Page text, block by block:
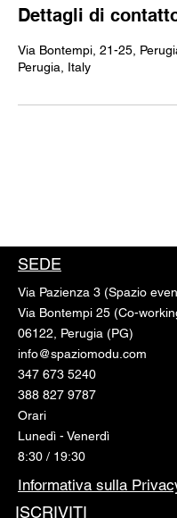
Dettagli di
Via Bontempi, 21-25,
Perugia, Italy
SEDE
Via Pazienza 3 (Spazio
Via Bontempi 25 (Co-
06122, Perugia (PG)
info@spaziomodu.com
347 673 5240
388 827 9787
Orari
Lunedì - Venerdì
8:30 / 19:30
Informativa sulla
ISCRIVITI